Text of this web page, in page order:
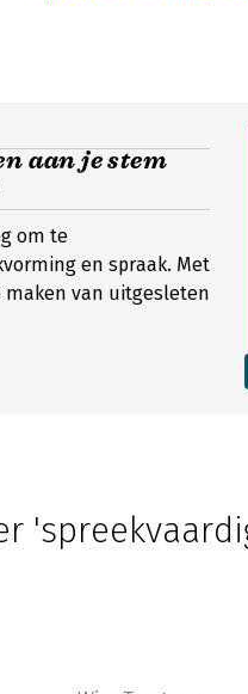
aan je stem
om te
en spraak. Met
van uitgesleten